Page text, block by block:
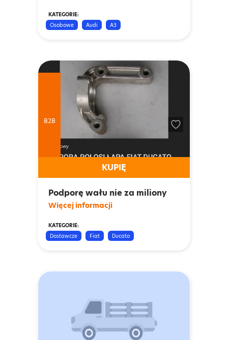
KATEGORIE:
Osobowe
Audi A3
B2B
KUPIĘ
Podporę wału nie za miliony
Więcej informacji
KATEGORIE:
Dostawcze
Fiat Ducato